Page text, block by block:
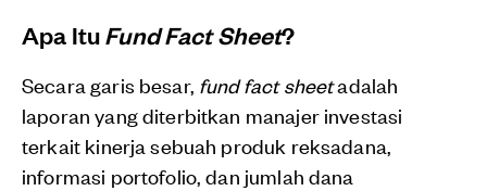
Apa ItuFund Fact Sheet?
Secara garis besar, fund fact sheetadalah
laporan yang diterbitkan manajer investasi
terkait kinerja sebuah produk reksadana,
informasi portofolio, dan jumlah dana